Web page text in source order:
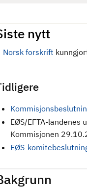
nytt
Norsk forskrift
EØS/EFTA-
Kommisjonen
EØS-